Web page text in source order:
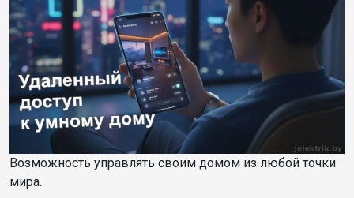
Возможность управлять своим домом из любой точки
мира.